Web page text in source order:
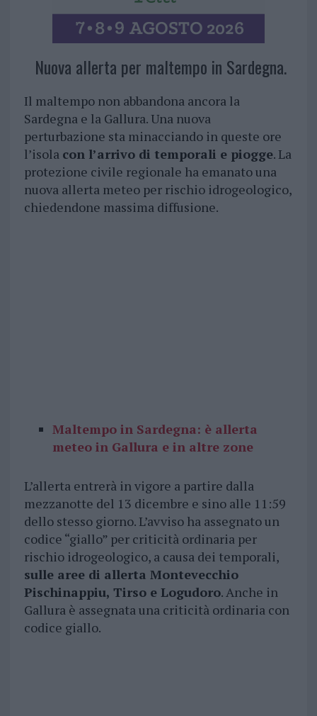
Nuova allerta per maltempo in Sardegna.
Il maltempo non abbandona ancora la
Sardegna e la Gallura. Una nuova
perturbazione sta minacciando in queste ore
l’isola con l’arrivo di temporali e piogge. La
protezione civile regionale ha emanato una
nuova allerta meteo per rischio idrogeologico,
chiedendone massima diffusione.
Maltempo in Sardegna: è allerta
meteo in Gallura e in altre zone
L’allerta entrerà in vigore a partire dalla
mezzanotte del 13 dicembre e sino alle 11:59
dello stesso giorno. L’avviso ha assegnato un
codice “giallo” per criticità ordinaria per
rischio idrogeologico, a causa dei temporali,
sulle aree di allerta Montevecchio
Pischinappiu, Tirso e Logudoro. Anche in
Gallura è assegnata una criticità ordinaria con
codice giallo.